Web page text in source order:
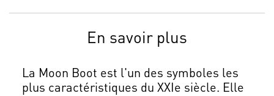
En savoir plus
La Moon Boot est l'un des symboles les
plus caractéristiques du XXIe siècle. Elle